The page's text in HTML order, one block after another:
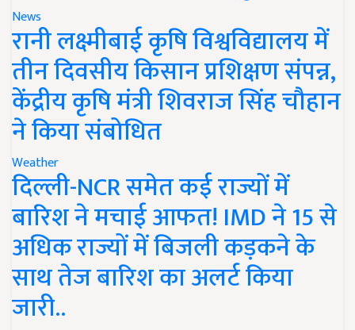
News
रानी लक्ष्मीबाई कृषि विश्वविद्यालय में
तीन दिवसीय किसान प्रशिक्षण संपन्न,
केंद्रीय कृषि मंत्री शिवराज सिंह चौहान
ने किया संबोधित
Weather
दिल्ली-NCR समेत कई राज्यों में
बारिश ने मचाई आफत! IMD ने 15 से
अधिक राज्यों में बिजली कड़कने के
साथ तेज बारिश का अलर्ट किया
जारी..